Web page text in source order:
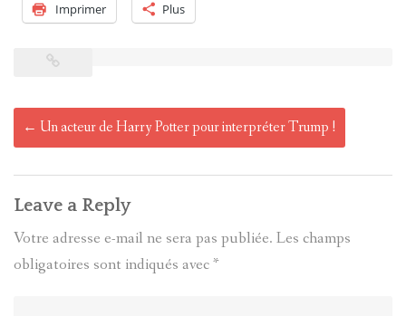
Imprimer Plus
Post
navigation
← Un acteur de Harry Potter pour interpréter Trump !
Leave a Reply
Votre adresse e-mail ne sera pas publiée. Les champs
obligatoires sont indiqués avec*